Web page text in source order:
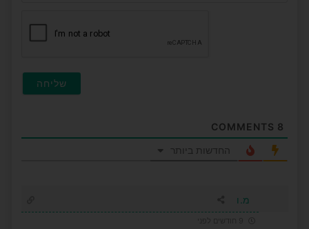
8
החדשות ביותר
מ.ו